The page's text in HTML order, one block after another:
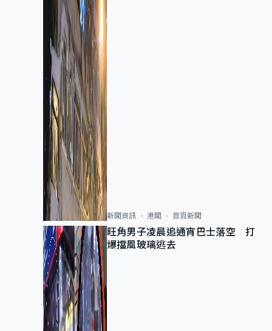
新聞資訊 港聞 首頁新聞
旺角男子凌晨追通宵巴士落空 打
爆擋風玻璃逃去